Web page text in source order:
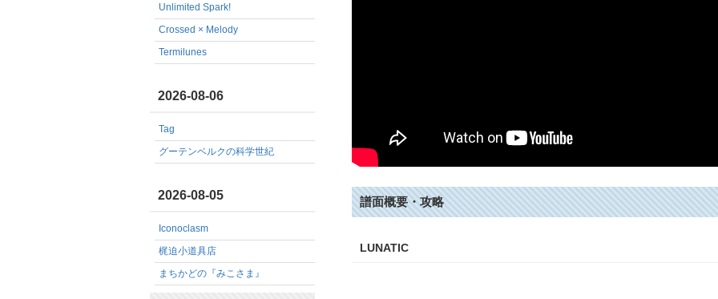
Unlimited Spark!
Crossed × Melody
Termilunes
2026-08-06
Tag
グーテンベルクの科学世紀
2026-08-05
Iconoclasm
梶迫小道具店
まちかどの『みこさま』
譜面概要・攻略
LUNATIC